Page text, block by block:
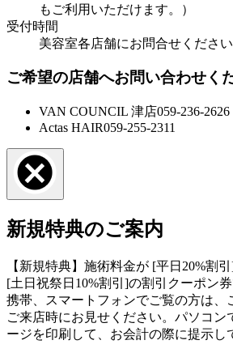
もご利用いただけます。）
受付時間
美容室各店舗にお問合せください
ご希望の店舗へお問い合わせく
VAN COUNCIL 津店059-236-2626
Actas HAIR059-255-2311
新規特典のご案内
【新規特典】施術料金が [平日20%割
[土日祝祭日10%割引]の割引クーポン券
携帯、スマートフォンでご覧の方は、
ご来店時にお見せください。パソコン
ージを印刷して、お会計の際に提示し